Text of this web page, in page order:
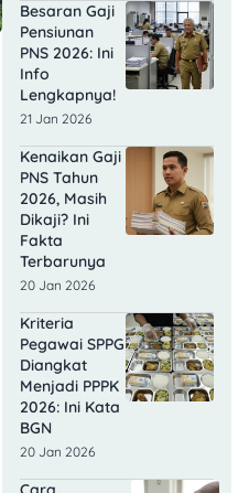
Besaran Gaji
Pensiunan
PNS 2026: Ini
Info
Lengkapnya!
21 Jan 2026
Kenaikan Gaji
PNS Tahun
2026, Masih
Dikaji? Ini
Fakta
Terbarunya
20 Jan 2026
Kriteria
Pegawai SPPG
Diangkat
Menjadi PPPK
2026: Ini Kata
BGN
20 Jan 2026